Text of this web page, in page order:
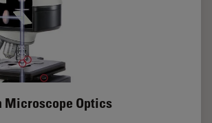
Microscope Optics